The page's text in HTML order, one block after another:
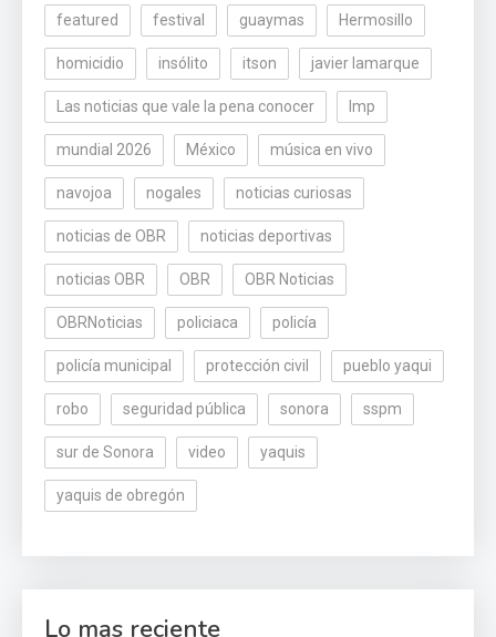
featured festival guaymas Hermosillo
homicidio insólito itson javier lamarque
Las noticias que vale la pena conocer lmp
mundial 2026 México música en vivo
navojoa nogales noticias curiosas
noticias de OBR noticias deportivas
noticias OBR OBR OBR Noticias
OBRNoticias policiaca policía
policía municipal protección civil pueblo yaqui
robo seguridad pública sonora sspm
sur de Sonora video yaquis
yaquis de obregón
Lo mas reciente